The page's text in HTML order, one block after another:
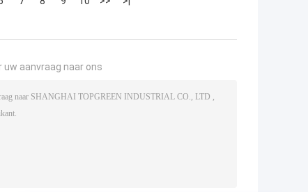
uw aanvraag naar ons